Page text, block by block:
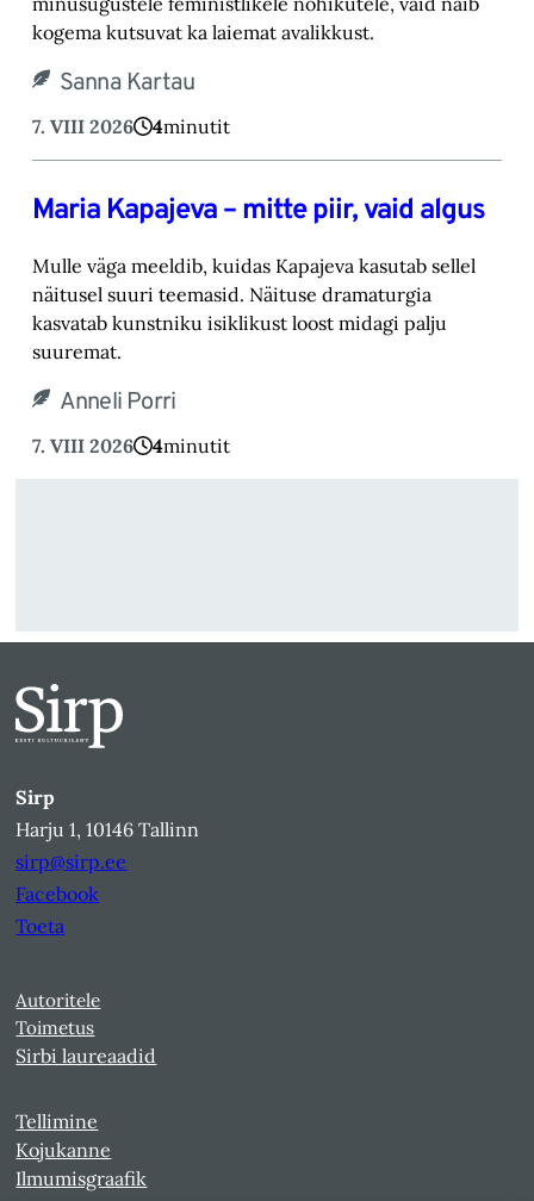
kogema kutsuvat ka laiemat avalikkust.‎
Sanna Kartau
7. VIII 2026 4minutit
Maria Kapajeva – mitte piir, vaid algus
Mulle väga meeldib, kuidas Kapajeva kasutab sellel
näitusel suuri teemasid. Näituse drama‎turgia
kasvatab kunstniku isiklikust loost midagi palju
suuremat.‎
Anneli Porri
7. VIII 2026 4minutit
Sirp
Harju 1, 10146 Tallinn
sirp@sirp.ee
Facebook
Toeta
Autoritele
Toimetus
Sirbi laureaadid
Tellimine
Kojukanne
Ilmumisgraafik